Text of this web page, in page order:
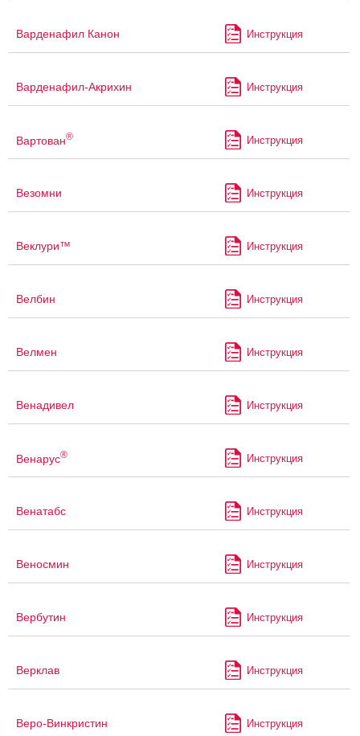
Варденафил Канон Инструкция
Варденафил-Акрихин Инструкция
Вартован® Инструкция
Везомни Инструкция
Веклури™ Инструкция
Велбин Инструкция
Велмен Инструкция
Венадивел Инструкция
Венарус® Инструкция
Венатабс Инструкция
Веносмин Инструкция
Вербутин Инструкция
Верклав Инструкция
Веро-Винкристин Инструкция